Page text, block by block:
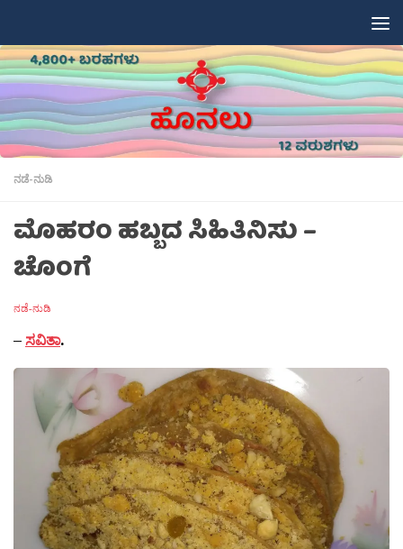
ನಡೆ-ನುಡಿ
ಮೊಹರಂ ಹಬ್ಬದ ಸಿಹಿತಿನಿಸು –
ಚೊಂಗೆ
ನಡೆ-ನುಡಿ
–ಸವಿತಾ.